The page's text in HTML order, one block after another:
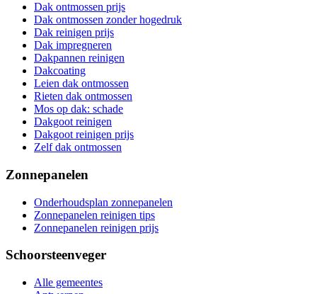
Dak ontmossen prijs
Dak ontmossen zonder hogedruk
Dak reinigen prijs
Dak impregneren
Dakpannen reinigen
Dakcoating
Leien dak ontmossen
Rieten dak ontmossen
Mos op dak: schade
Dakgoot reinigen
Dakgoot reinigen prijs
Zelf dak ontmossen
Zonnepanelen
Onderhoudsplan zonnepanelen
Zonnepanelen reinigen tips
Zonnepanelen reinigen prijs
Schoorsteenveger
Alle gemeentes